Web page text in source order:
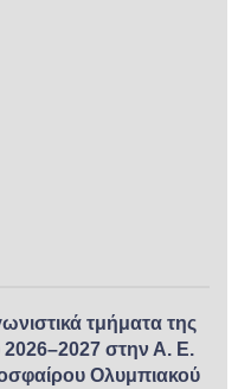
τμήματα της
2026–2027 στην Α. Ε.
Ολυμπιακού